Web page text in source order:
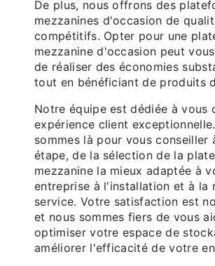
De plus, nous offrons des
mezzanines d'occasion de
compétitifs. Opter pour une
mezzanine d'occasion peut
de réaliser des économies
tout en bénéficiant de produits
Notre équipe est dédiée à vous
expérience client
sommes là pour vous conseiller
étape, de la sélection de la
mezzanine la mieux adaptée à
entreprise à l'installation et à la
service. Votre satisfaction est
et nous sommes fiers de vous
optimiser votre espace de
améliorer l'efficacité de votre